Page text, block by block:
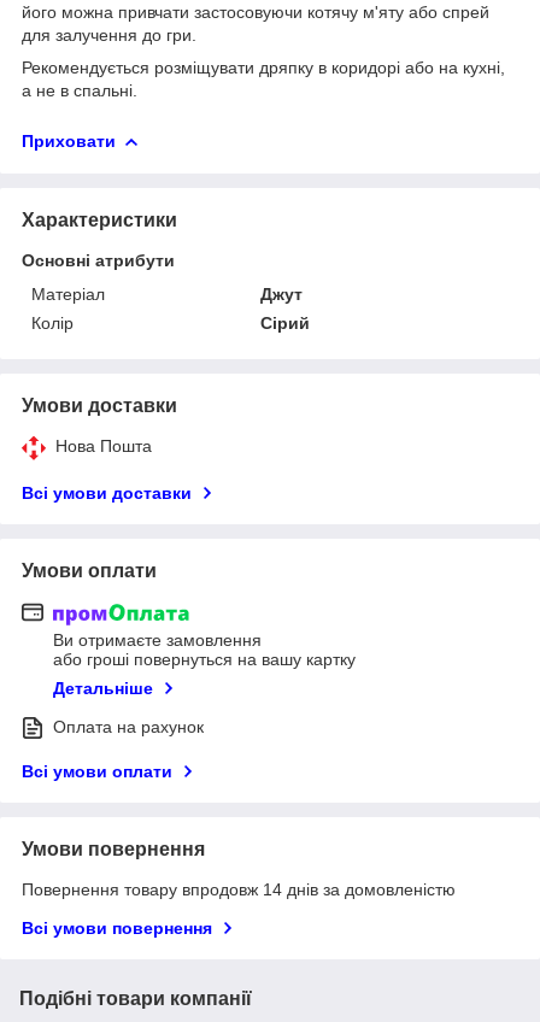
його можна привчати застосовуючи котячу м'яту або спрей
для залучення до гри.
Рекомендується розміщувати дряпку в коридорі або на кухні,
а не в спальні.
Приховати
Характеристики
Основні атрибути
Матеріал
Джут
Колір
Сірий
Умови доставки
Нова Пошта
Всі умови доставки
Умови оплати
Ви отримаєте замовлення
або гроші повернуться на вашу картку
Детальніше
Оплата на рахунок
Всі умови оплати
Умови повернення
Повернення товару впродовж 14 днів за домовленістю
Всі умови повернення
Подібні товари компанії